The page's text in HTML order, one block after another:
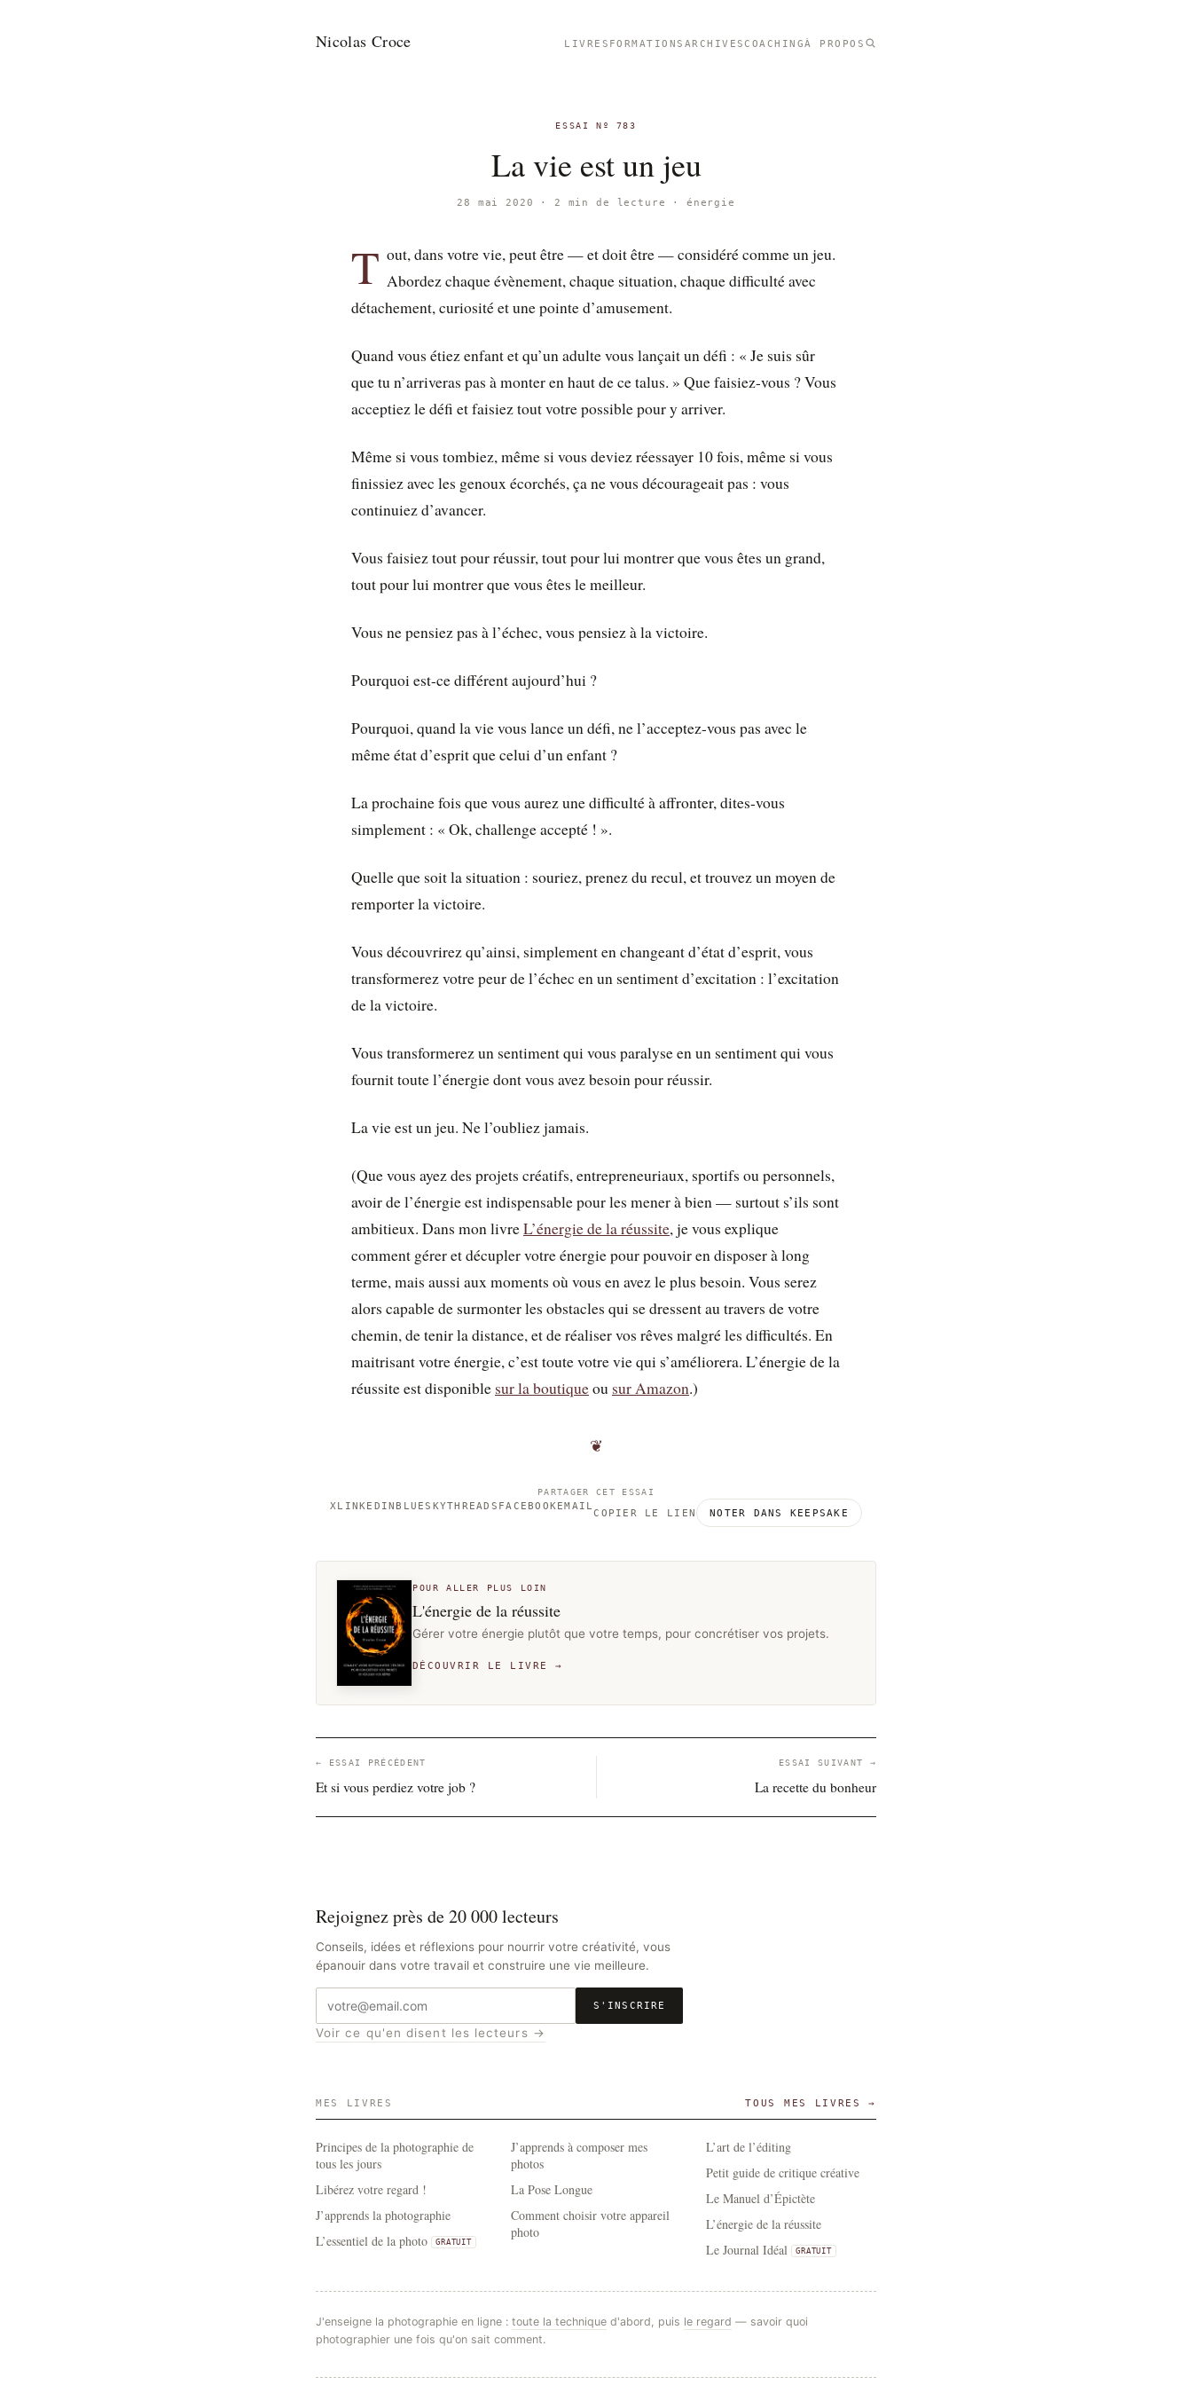
Nicolas Croce LIVRES FORMATIONS ARCHIVESCOACHINGÀ PROPOS
ESSAI Nº 783
La vie est un jeu
28 mai 2020 · 2 min de lecture · énergie
T out, dans votre vie, peut être — et doit être — considéré comme un jeu.
Abordez chaque évènement, chaque situation, chaque difficulté avec
détachement, curiosité et une pointe d’amusement.
Quand vous étiez enfant et qu’un adulte vous lançait un défi : « Je suis sûr
que tu n’arriveras pas à monter en haut de ce talus. » Que faisiez-vous ? Vous
acceptiez le défi et faisiez tout votre possible pour y arriver.
Même si vous tombiez, même si vous deviez réessayer 10 fois, même si vous
finissiez avec les genoux écorchés, ça ne vous décourageait pas : vous
continuiez d’avancer.
Vous faisiez tout pour réussir, tout pour lui montrer que vous êtes un grand,
tout pour lui montrer que vous êtes le meilleur.
Vous ne pensiez pas à l’échec, vous pensiez à la victoire.
Pourquoi est-ce différent aujourd’hui ?
Pourquoi, quand la vie vous lance un défi, ne l’acceptez-vous pas avec le
même état d’esprit que celui d’un enfant ?
La prochaine fois que vous aurez une difficulté à affronter, dites-vous
simplement : « Ok, challenge accepté ! ».
Quelle que soit la situation : souriez, prenez du recul, et trouvez un moyen de
remporter la victoire.
Vous découvrirez qu’ainsi, simplement en changeant d’état d’esprit, vous
transformerez votre peur de l’échec en un sentiment d’excitation : l’excitation
de la victoire.
Vous transformerez un sentiment qui vous paralyse en un sentiment qui vous
fournit toute l’énergie dont vous avez besoin pour réussir.
La vie est un jeu. Ne l’oubliez jamais.
(Que vous ayez des projets créatifs, entrepreneuriaux, sportifs ou personnels,
avoir de l’énergie est indispensable pour les mener à bien — surtout s’ils sont
ambitieux. Dans mon livreL’énergie de la réussite, je vous explique
comment gérer et décupler votre énergie pour pouvoir en disposer à long
terme, mais aussi aux moments où vous en avez le plus besoin. Vous serez
alors capable de surmonter les obstacles qui se dressent au travers de votre
chemin, de tenir la distance, et de réaliser vos rêves malgré les difficultés. En
maitrisant votre énergie, c’est toute votre vie qui s’améliorera. L’énergie de la
réussite est disponible sur la boutiqueou sur Amazon.)
❦
PARTAGER CET ESSAI
X LINKEDIN BLUESKYTHREADS FACEBOOK EMAIL
COPIER LE LIEN NOTER DANS KEEPSAKE
POUR ALLER PLUS LOIN
L'énergie de la réussite
Gérer votre énergie plutôt que votre temps, pour concrétiser vos projets.
DÉCOUVRIR LE LIVRE →
← ESSAI PRÉCÉDENT
Et si vous perdiez votre job ?
ESSAI SUIVANT →
La recette du bonheur
Rejoignez près de 20 000 lecteurs
Conseils, idées et réflexions pour nourrir votre créativité, vous
épanouir dans votre travail et construire une vie meilleure.
Adresse
e-
mail
S'INSCRIRE
Voir ce qu'en disent les lecteurs →
MES LIVRES TOUS MES LIVRES →
Principes de la photographie de
tous les jours
Libérez votre regard !
J’apprends la photographie
L’essentiel de la photo
GRATUIT
J’apprends à composer mes
photos
La Pose Longue
Comment choisir votre appareil
photo
L’art de l’éditing
Petit guide de critique créative
Le Manuel d’Épictète
L’énergie de la réussite
Le Journal Idéal
GRATUIT
J'enseigne la photographie en ligne : toute la technique d'abord, puis le regard — savoir quoi
photographier une fois qu'on sait comment.